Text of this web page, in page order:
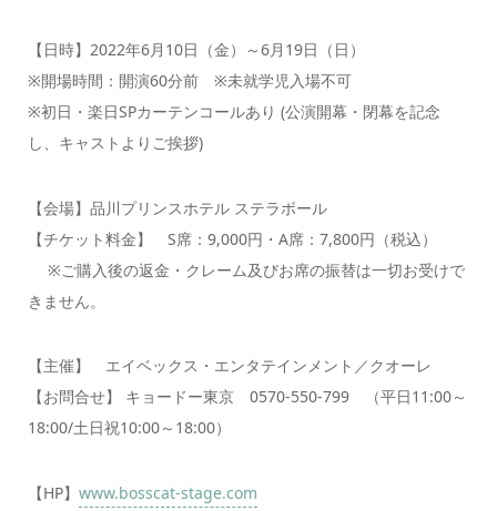
【日時】2022年6月10日（金）～6月19日（日）
※開場時間：開演60分前 ※未就学児入場不可
※初日・楽日SPカーテンコールあり (公演開幕・閉幕を記念
し、キャストよりご挨拶)
【会場】品川プリンスホテル ステラボール
【チケット料金】 S席：9,000円・A席：7,800円（税込）
※ご購入後の返金・クレーム及びお席の振替は一切お受けで
きません。
【主催】 エイベックス・エンタテインメント／クオーレ
【お問合せ】 キョードー東京 0570-550-799 （平日11:00～
18:00/土日祝10:00～18:00）
【HP】 www.bosscat-stage.com